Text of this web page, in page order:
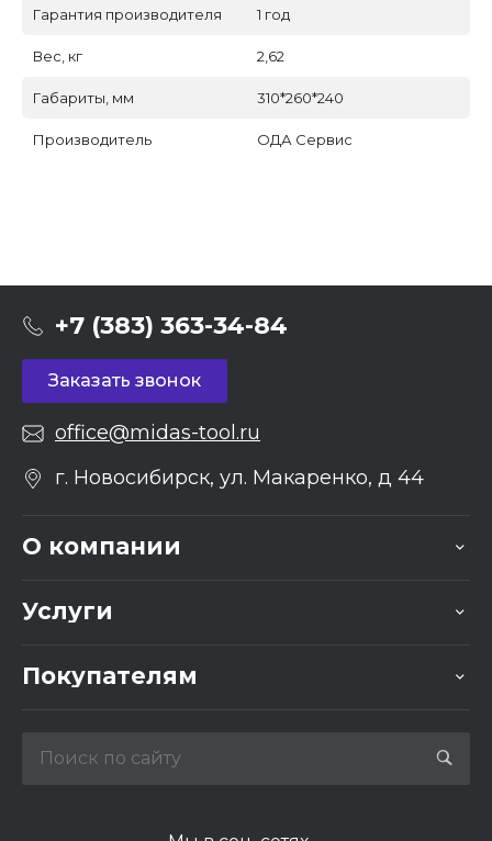
Гарантия производителя 1 год
Вес, кг 2,62
Габариты, мм 310*260*240
Производитель ОДА Сервис
+7 (383) 363-34-84
Заказать звонок
office@midas-tool.ru
г. Новосибирск, ул. Макаренко, д 44
О компании
Услуги
Покупателям